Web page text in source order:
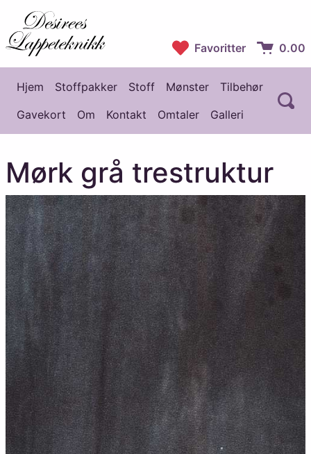
Desirees Lappeteknikk
Favoritter 0.00
Hovedmeny
Hjem Stoffpakker Stoff Mønster
Tilbehør
Gavekort
Om Kontakt Omtaler Galleri
Mørk grå trestruktur